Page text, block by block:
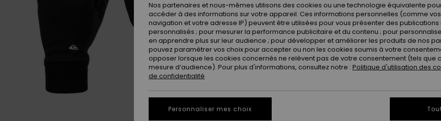
Nos partenaires et nous-mêmes utilisons des cookies ou une technologie équivalente
accéder à des informations sur votre appareil. Ces informations personnelles (comme
navigation et votre adresse IP) peuvent être utilisées pour vous présenter des publications
personnalisés ; pour mesurer la performance publicitaire et du contenu ; pour
en apprendre plus sur leur audience ; pour développer et améliorer les produits de nos
pouvez paramétrer vos choix pour accepter ou non les cookies soumis à votre
opposer lorsque les cookies concernés ne relèvent pas de votre consentement (tels que
mesure d’audience). Pour plus d'informations, consultez notre : Politique d'utilisation des
de confidentialité
Personnaliser mes choix